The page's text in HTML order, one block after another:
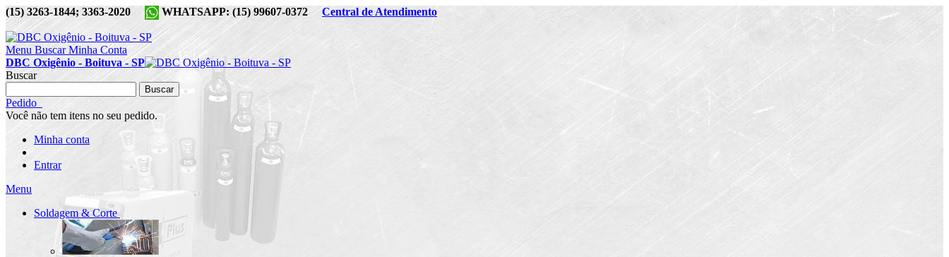
(15) 3263-1844; 3363-2020 WHATSAPP: (15) 99607-0372 Central de Atendimento
Menu Buscar Minha Conta
DBC Oxigênio - Boituva - SP
Buscar
Buscar
Pedido
Você não tem itens no seu pedido.
Minha conta
Entrar
Menu
Soldagem & Corte